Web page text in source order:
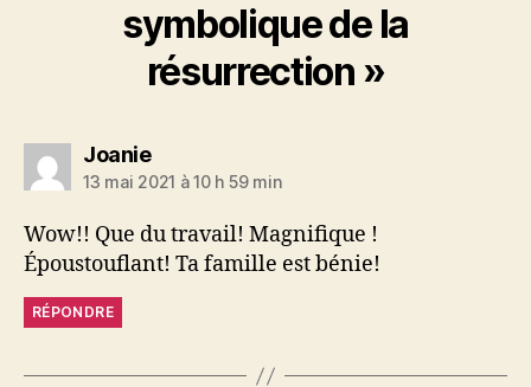
symbolique de la
résurrection »
Joaniedit :
13 mai 2021 à 10 h 59 min
Wow!! Que du travail! Magnifique !
Époustouflant! Ta famille est bénie!
RÉPONDRE